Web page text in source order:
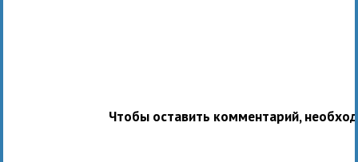
Чтобы оставить комментарий,